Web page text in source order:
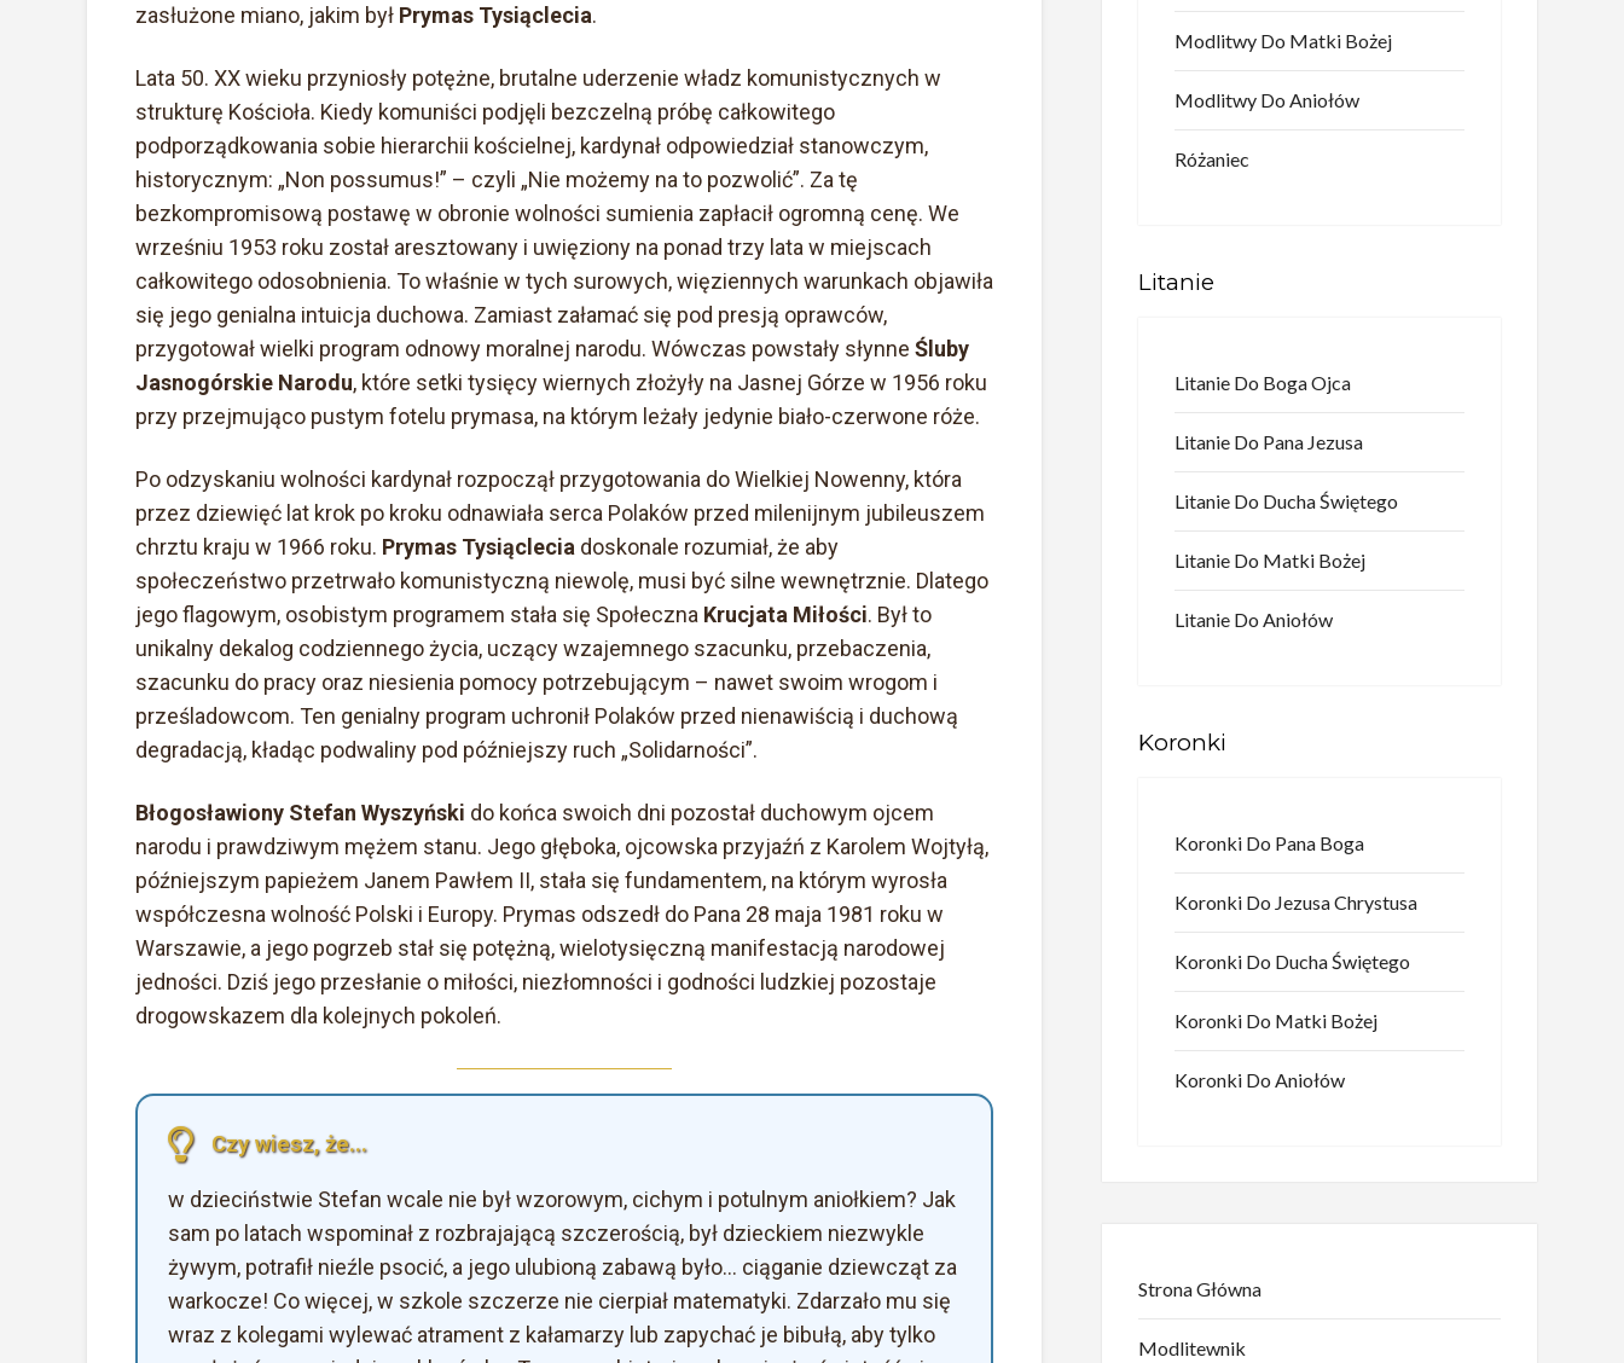
zasłużone miano, jakim był Prymas Tysiąclecia.
Lata 50. XX wieku przyniosły potężne, brutalne uderzenie władz komunistycznych w
strukturę Kościoła. Kiedy komuniści podjęli bezczelną próbę całkowitego
podporządkowania sobie hierarchii kościelnej, kardynał odpowiedział stanowczym,
historycznym: „Non possumus!” – czyli „Nie możemy na to pozwolić”. Za tę
bezkompromisową postawę w obronie wolności sumienia zapłacił ogromną cenę. We
wrześniu 1953 roku został aresztowany i uwięziony na ponad trzy lata w miejscach
całkowitego odosobnienia. To właśnie w tych surowych, więziennych warunkach objawiła
się jego genialna intuicja duchowa. Zamiast załamać się pod presją oprawców,
przygotował wielki program odnowy moralnej narodu. Wówczas powstały słynne Śluby
Jasnogórskie Narodu, które setki tysięcy wiernych złożyły na Jasnej Górze w 1956 roku
przy przejmująco pustym fotelu prymasa, na którym leżały jedynie biało-czerwone róże.
Po odzyskaniu wolności kardynał rozpoczął przygotowania do Wielkiej Nowenny, która
przez dziewięć lat krok po kroku odnawiała serca Polaków przed milenijnym jubileuszem
chrztu kraju w 1966 roku. Prymas Tysiąclecia doskonale rozumiał, że aby
społeczeństwo przetrwało komunistyczną niewolę, musi być silne wewnętrznie. Dlatego
jego flagowym, osobistym programem stała się Społeczna Krucjata Miłości. Był to
unikalny dekalog codziennego życia, uczący wzajemnego szacunku, przebaczenia,
szacunku do pracy oraz niesienia pomocy potrzebującym – nawet swoim wrogom i
prześladowcom. Ten genialny program uchronił Polaków przed nienawiścią i duchową
degradacją, kładąc podwaliny pod późniejszy ruch „Solidarności”.
Błogosławiony Stefan Wyszyński do końca swoich dni pozostał duchowym ojcem
narodu i prawdziwym mężem stanu. Jego głęboka, ojcowska przyjaźń z Karolem Wojtyłą,
późniejszym papieżem Janem Pawłem II, stała się fundamentem, na którym wyrosła
współczesna wolność Polski i Europy. Prymas odszedł do Pana 28 maja 1981 roku w
Warszawie, a jego pogrzeb stał się potężną, wielotysięczną manifestacją narodowej
jedności. Dziś jego przesłanie o miłości, niezłomności i godności ludzkiej pozostaje
drogowskazem dla kolejnych pokoleń.
Czy wiesz, że...
w dzieciństwie Stefan wcale nie był wzorowym, cichym i potulnym aniołkiem? Jak
sam po latach wspominał z rozbrajającą szczerością, był dzieckiem niezwykle
żywym, potrafił nieźle psocić, a jego ulubioną zabawą było... ciąganie dziewcząt za
warkocze! Co więcej, w szkole szczerze nie cierpiał matematyki. Zdarzało mu się
wraz z kolegami wylewać atrament z kałamarzy lub zapychać je bibułą, aby tylko
Modlitwy Do Matki Bożej
Modlitwy Do Aniołów
Różaniec
Litanie
Litanie Do Boga Ojca
Litanie Do Pana Jezusa
Litanie Do Ducha Świętego
Litanie Do Matki Bożej
Litanie Do Aniołów
Koronki
Koronki Do Pana Boga
Koronki Do Jezusa Chrystusa
Koronki Do Ducha Świętego
Koronki Do Matki Bożej
Koronki Do Aniołów
Strona Główna
Modlitewnik